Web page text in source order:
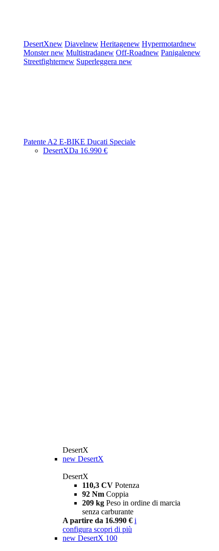
DesertXnew Diavelnew Heritagenew Hypermotardnew
Monsternew Multistradanew Off-Roadnew Panigalenew
Streetfighternew Superleggera new
Patente A2 E-BIKE Ducati Speciale
DesertXDa 16.990 €
DesertX
new DesertX
DesertX
110,3 CV Potenza
92 Nm Coppia
209 kg Peso in ordine di marcia
senza carburante
A partire da 16.990 € i
configura scopri di più
new DesertX 100